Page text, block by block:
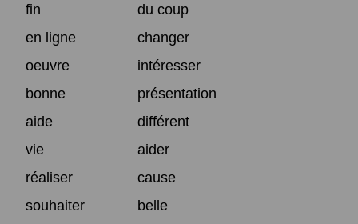
fin
du coup
en ligne
changer
oeuvre
intéresser
bonne
présentation
aide
différent
vie
aider
réaliser
cause
souhaiter
belle